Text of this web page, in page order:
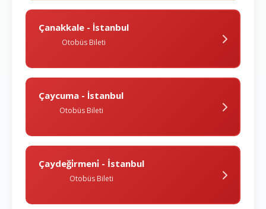
Çanakkale - İstanbul
Otobüs Bileti
Çaycuma - İstanbul
Otobüs Bileti
Çaydeği̇rmeni̇ - İstanbul
Otobüs Bileti